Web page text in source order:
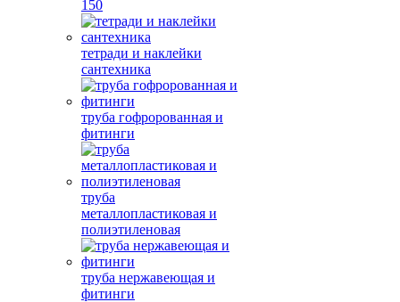
150
тетради и наклейки
сантехника
труба гофророванная и
фитинги
труба
металлопластиковая и
полиэтиленовая
труба нержавеющая и
фитинги